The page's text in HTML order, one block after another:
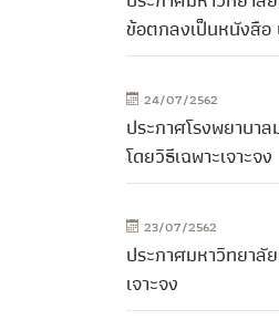
ข้อตกลงเป็นหนังสื
24/07/2562
ประกาศโรงพยาบา
โดยวิธีเฉพาะเจาะจง
23/07/2562
ประกาศมหาวิทยาลั
เจาะจง